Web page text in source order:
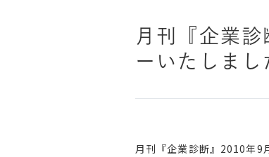
月刊『企業
ーいたしまし
月刊『企業診断』2010年9